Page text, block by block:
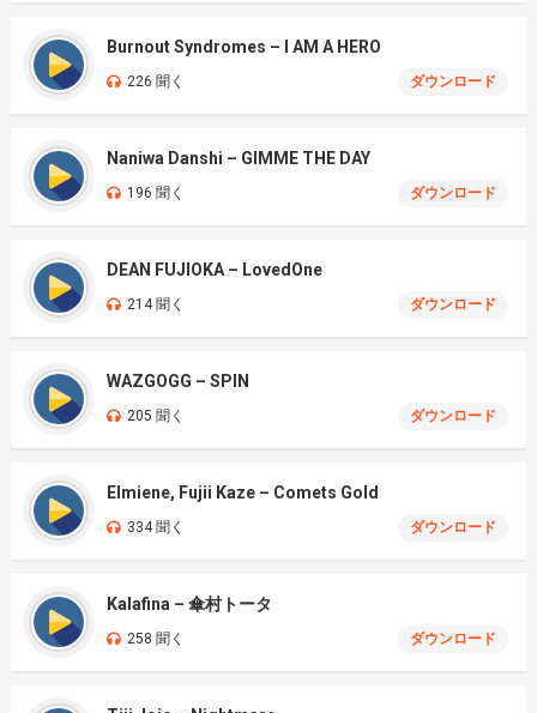
Burnout Syndromes – I AM A HERO
226 聞く ダウンロード
Naniwa Danshi – GIMME THE DAY
196 聞く ダウンロード
DEAN FUJIOKA – LovedOne
214 聞く ダウンロード
WAZGOGG – SPIN
205 聞く ダウンロード
Elmiene, Fujii Kaze – Comets Gold
334 聞く ダウンロード
Kalafina – 傘村トータ
258 聞く ダウンロード